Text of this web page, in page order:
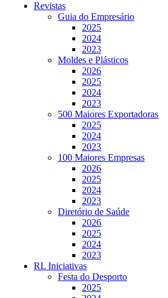
Revistas
Guia do Empresário
2025
2024
2023
Moldes e Plásticos
2026
2025
2024
2023
500 Maiores Exportadoras
2025
2024
2023
100 Maiores Empresas
2026
2025
2024
2023
Diretório de Saúde
2026
2025
2024
2023
RL Iniciativas
Festa do Desporto
2025